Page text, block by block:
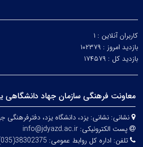
کاربران آنلاین : ۱
بازدید امروز : ۱۰۲۳۷۹
بازدید کل : ۱۷۴۵۷۹
معاونت فرهنگی سازمان جهاد دانشگاهی
نشانی: نشانی: یزد، دانشگاه یزد، دفترفرهنگی
پست الکترونیکی: info@jdyazd.ac.ir
تلفن: اداره کل روابط عمومی: 38302375(035)